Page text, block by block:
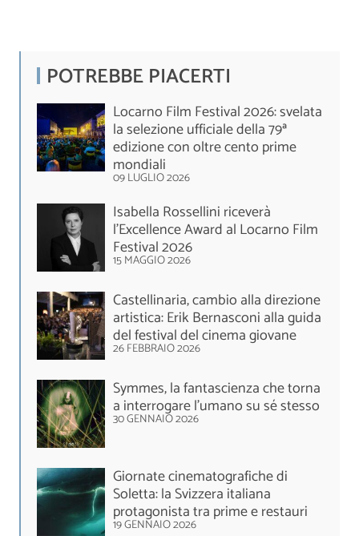
POTREBBE PIACERTI
Locarno Film Festival 2026: svelata
la selezione ufficiale della 79ª
edizione con oltre cento prime
mondiali
09 LUGLIO 2026
Isabella Rossellini riceverà
l’Excellence Award al Locarno Film
Festival 2026
15 MAGGIO 2026
Castellinaria, cambio alla direzione
artistica: Erik Bernasconi alla guida
del festival del cinema giovane
26 FEBBRAIO 2026
Symmes, la fantascienza che torna
a interrogare l’umano su sé stesso
30 GENNAIO 2026
Giornate cinematografiche di
Soletta: la Svizzera italiana
protagonista tra prime e restauri
19 GENNAIO 2026